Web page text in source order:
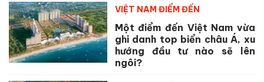
VIỆT NAM ĐIỂM ĐẾN
Một điểm đến Việt Nam vừa
ghi danh top biển châu Á, xu
hướng đầu tư nào sẽ lên
ngôi?